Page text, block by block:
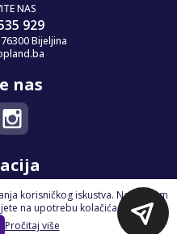
NAS
929
Bijeljina
nas
korisničkog iskustva. Nastavkom
na upotrebu kolačića.
Pročitaj više